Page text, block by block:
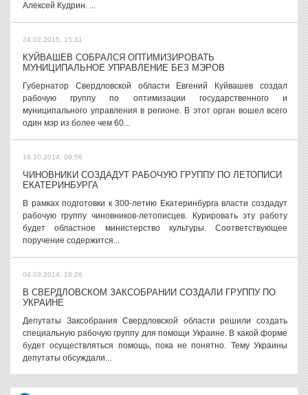
Алексей Кудрин. ...
24.02.2015, 15:31
КУЙВАШЕВ СОБРАЛСЯ ОПТИМИЗИРОВАТЬ
МУНИЦИПАЛЬНОЕ УПРАВЛЕНИЕ БЕЗ МЭРОВ
Губернатор Свердловской области Евгений Куйвашев создал
рабочую группу по оптимизации государственного и
муниципального управления в регионе. В этот орган вошел всего
один мэр из более чем 60...
16.10.2014, 09:56
ЧИНОВНИКИ СОЗДАДУТ РАБОЧУЮ ГРУППУ ПО ЛЕТОПИСИ
ЕКАТЕРИНБУРГА
В рамках подготовки к 300-летию Екатеринбурга власти создадут
рабочую группу чиновников-летописцев. Курировать эту работу
будет областное министерство культуры. Соответствующее
поручение содержится...
04.03.2014, 18:26
В СВЕРДЛОВСКОМ ЗАКСОБРАНИИ СОЗДАЛИ ГРУППУ ПО
УКРАИНЕ
Депутаты Заксобрания Свердловской области решили создать
специальную рабочую группу для помощи Украине. В какой форме
будет осуществляться помощь, пока не понятно. Тему Украины
депутаты обсуждали...